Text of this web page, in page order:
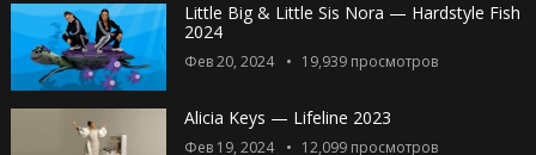
Little Big & Little Sis Nora — Hardstyle Fish
2024
Фев 20, 2024 19,939просмотров
Alicia Keys — Lifeline 2023
Фев 19, 2024 12,099просмотров